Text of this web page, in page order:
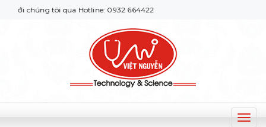
chúng tôi qua Hotline: 0932 664422
T